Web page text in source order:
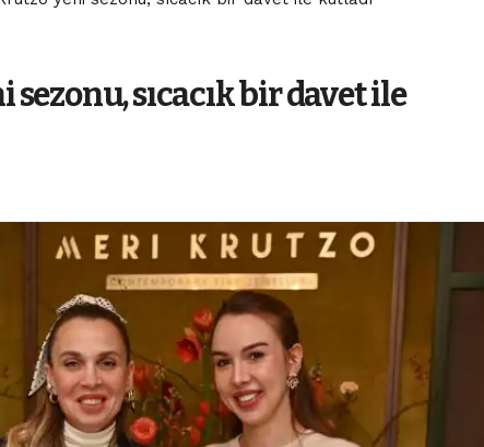
sıcacık bir davet ile